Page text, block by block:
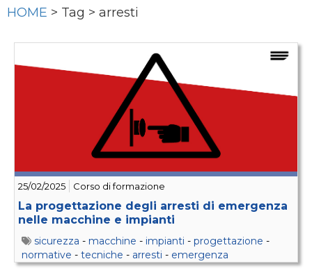
HOME > Tag > arresti
25/02/2025 Corso di formazione
La progettazione degli arresti di emergenza
nelle macchine e impianti
sicurezza - macchine - impianti - progettazione -
normative - tecniche - arresti - emergenza